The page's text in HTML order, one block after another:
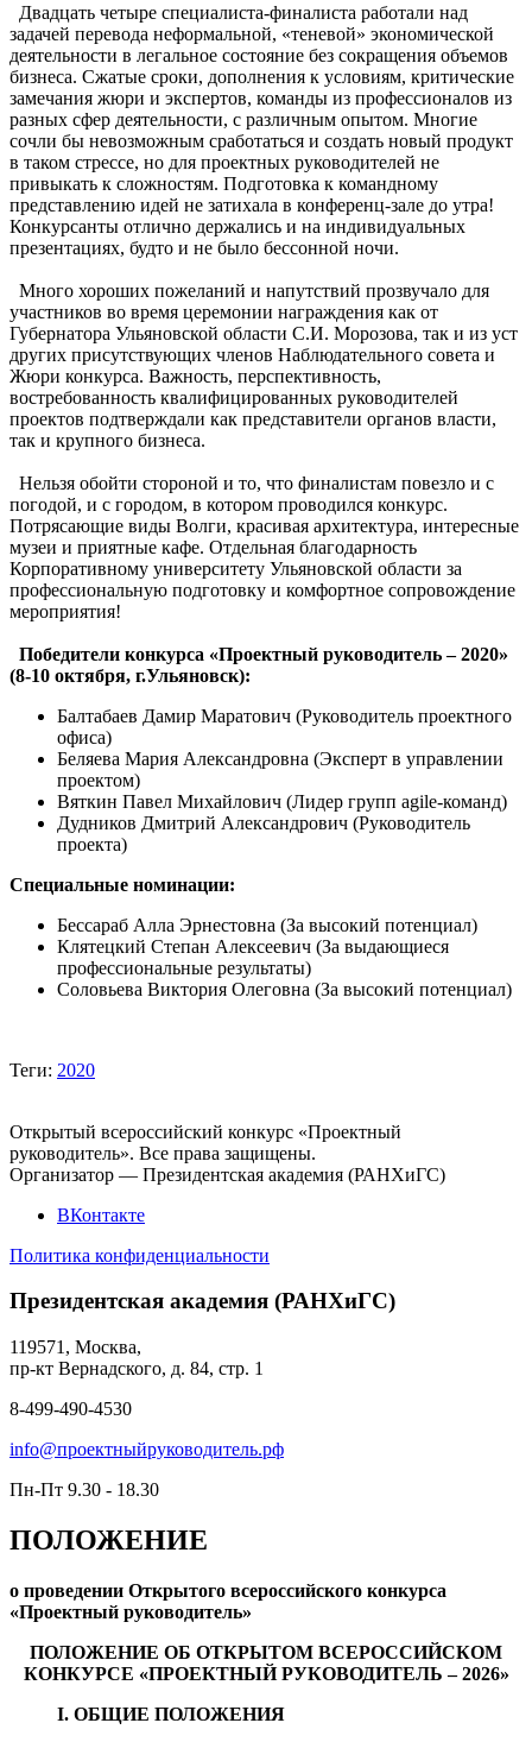
Двадцать четыре специалиста-финалиста работали над
задачей перевода неформальной, «теневой» экономической
деятельности в легальное состояние без сокращения объемов
бизнеса. Сжатые сроки, дополнения к условиям, критические
замечания жюри и экспертов, команды из профессионалов из
разных сфер деятельности, с различным опытом. Многие
сочли бы невозможным сработаться и создать новый продукт
в таком стрессе, но для проектных руководителей не
привыкать к сложностям. Подготовка к командному
представлению идей не затихала в конференц-зале до утра!
Конкурсанты отлично держались и на индивидуальных
презентациях, будто и не было бессонной ночи.
Много хороших пожеланий и напутствий прозвучало для
участников во время церемонии награждения как от
Губернатора Ульяновской области С.И. Морозова, так и из уст
других присутствующих членов Наблюдательного совета и
Жюри конкурса. Важность, перспективность,
востребованность квалифицированных руководителей
проектов подтверждали как представители органов власти,
так и крупного бизнеса.
Нельзя обойти стороной и то, что финалистам повезло и с
погодой, и с городом, в котором проводился конкурс.
Потрясающие виды Волги, красивая архитектура, интересные
музеи и приятные кафе. Отдельная благодарность
Корпоративному университету Ульяновской области за
профессиональную подготовку и комфортное сопровождение
мероприятия!
Победители конкурса «Проектный руководитель – 2020»
(8-10 октября, г.Ульяновск):
Балтабаев Дамир Маратович (Руководитель проектного
офиса)
Беляева Мария Александровна (Эксперт в управлении
проектом)
Вяткин Павел Михайлович (Лидер групп agile-команд)
Дудников Дмитрий Александрович (Руководитель
проекта)
Специальные номинации:
Бессараб Алла Эрнестовна (За высокий потенциал)
Клятецкий Степан Алексеевич (За выдающиеся
профессиональные результаты)
Соловьева Виктория Олеговна (За высокий потенциал)
Теги: 2020
Открытый всероссийский конкурс «Проектный
руководитель». Все права защищены.
Организатор — Президентская академия (РАНХиГС)
ВКонтакте
Политика конфиденциальности
Президентская академия (РАНХиГС)
119571, Москва,
пр-кт Вернадского, д. 84, стр. 1
8-499-490-4530
info@проектныйруководитель.рф
Пн-Пт 9.30 - 18.30
ПОЛОЖЕНИЕ
о проведении Открытого всероссийского конкурса
«Проектный руководитель»
ПОЛОЖЕНИЕ ОБ ОТКРЫТОМ ВСЕРОССИЙСКОМ
КОНКУРСЕ «ПРОЕКТНЫЙ РУКОВОДИТЕЛЬ – 2026»
I. ОБЩИЕ ПОЛОЖЕНИЯ